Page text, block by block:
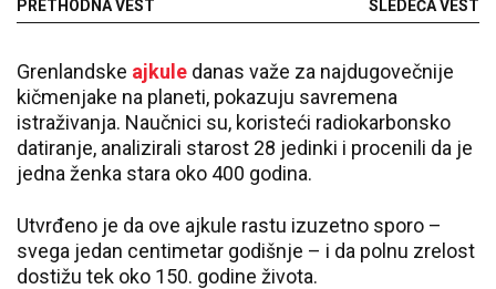
PRETHODNA VEST SLEDEĆA VEST
Grenlandske ajkule danas važe za najdugovečnije
kičmenjake na planeti, pokazuju savremena
istraživanja. Naučnici su, koristeći radiokarbonsko
datiranje, analizirali starost 28 jedinki i procenili da je
jedna ženka stara oko 400 godina.
Utvrđeno je da ove ajkule rastu izuzetno sporo –
svega jedan centimetar godišnje – i da polnu zrelost
dostižu tek oko 150. godine života.